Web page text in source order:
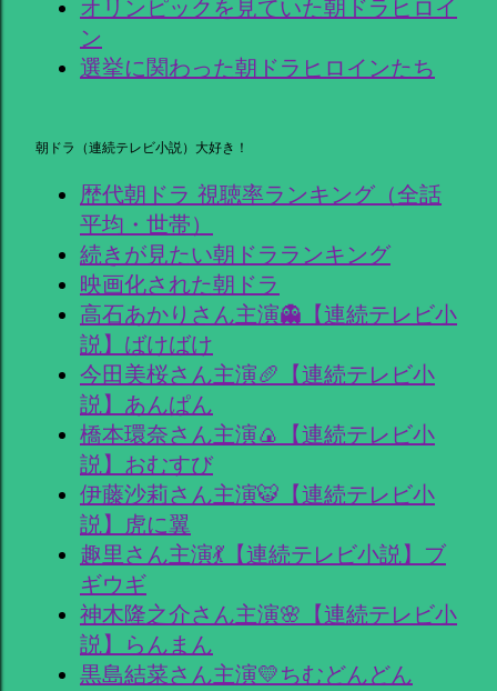
オリンピックを見ていた朝ドラヒロイ
ン
選挙に関わった朝ドラヒロインたち
朝ドラ（連続テレビ小説）大好き！
歴代朝ドラ 視聴率ランキング（全話
平均・世帯）
続きが見たい朝ドラランキング
映画化された朝ドラ
高石あかりさん主演👻【連続テレビ小
説】ばけばけ
今田美桜さん主演🥖【連続テレビ小
説】あんぱん
橋本環奈さん主演🍙【連続テレビ小
説】おむすび
伊藤沙莉さん主演🐯【連続テレビ小
説】虎に翼
趣里さん主演💃【連続テレビ小説】ブ
ギウギ
神木隆之介さん主演🌸【連続テレビ小
説】らんまん
黒島結菜さん主演💛ちむどんどん